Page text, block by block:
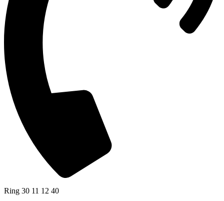
Ring 30 11 12 40